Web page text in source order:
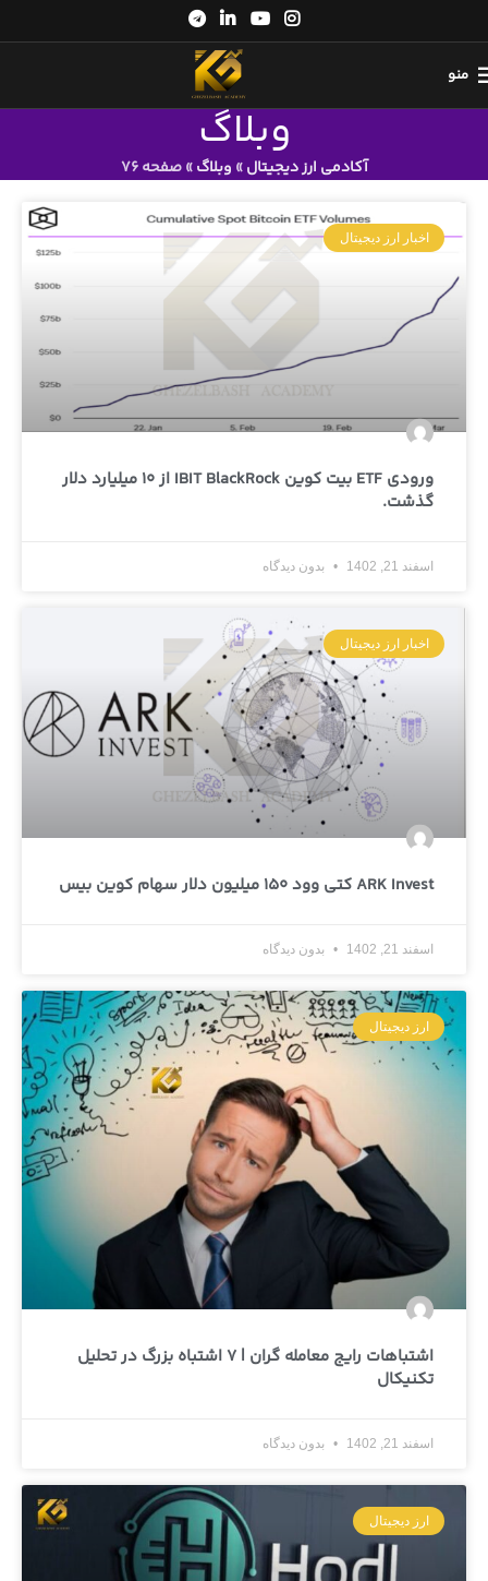
منو
وبلاگ
آکادمی ارز دیجیتال» وبلاگ»صفحه 76
اخبار ارز دیجیتال
ورودی ETF بیت کوین IBIT BlackRock از 10 میلیارد دلار
گذشت.
اسفند 21, 1402 بدون دیدگاه
اخبار ارز دیجیتال
ARK Invest کتی وود 150 میلیون دلار سهام کوین بیس
اسفند 21, 1402 بدون دیدگاه
ارز دیجیتال
اشتباهات رایج معامله گران | 7 اشتباه بزرگ در تحلیل
تکنیکال
اسفند 21, 1402 بدون دیدگاه
ارز دیجیتال